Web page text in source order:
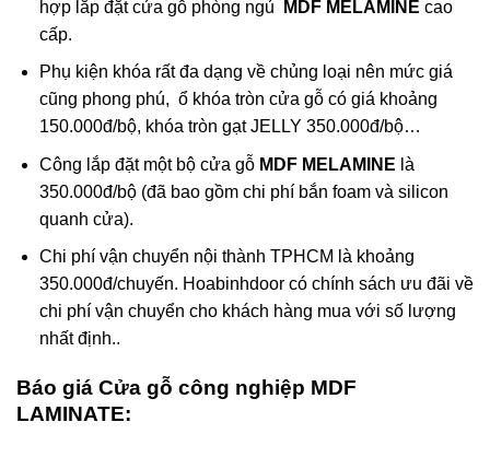
hợp lắp đặt cửa gỗ phòng ngủ
MDF MELAMINE cao
cấp.
Phụ kiện khóa rất đa dạng về chủng loại nên mức giá
cũng phong phú, ổ khóa tròn cửa gỗ có giá khoảng
150.000đ/bộ, khóa tròn gạt JELLY 350.000đ/bộ…
Công lắp đặt một bộ cửa gỗ MDF MELAMINE là
350.000đ/bộ (đã bao gồm chi phí bắn foam và silicon
quanh cửa).
Chi phí vận chuyển nội thành TPHCM là khoảng
350.000đ/chuyến. Hoabinhdoor có chính sách ưu đãi về
chi phí vận chuyển cho khách hàng mua với số lượng
nhất định..
Báo giá Cửa gỗ công nghiệp MDF
LAMINATE: